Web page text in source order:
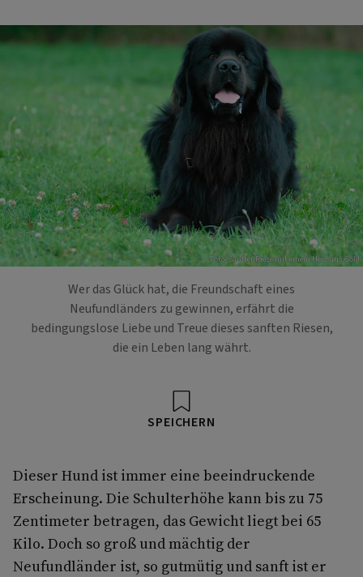
Foto: Sanfter Riese mit einem Herz aus Gold
Wer das Glück hat, die Freundschaft eines
Neufundländers zu gewinnen, erfährt die
bedingungslose Liebe und Treue dieses sanften Riesen,
die ein Leben lang währt.
SPEICHERN
Dieser Hund ist immer eine beeindruckende
Erscheinung. Die Schulterhöhe kann bis zu 75
Zentimeter betragen, das Gewicht liegt bei 65
Kilo. Doch so groß und mächtig der
Neufundländer ist, so gutmütig und sanft ist er